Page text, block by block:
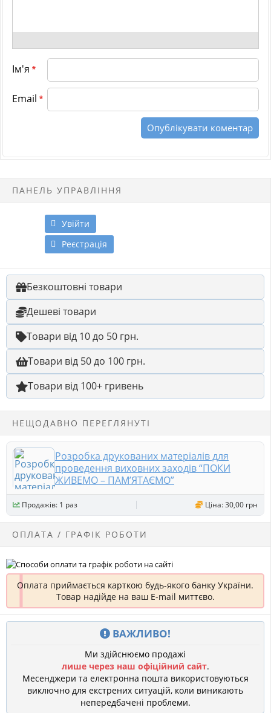
Ім'я *
Email *
ПАНЕЛЬ УПРАВЛІННЯ
Увійти
Реєстрація
Безкоштовні товари
Дешеві товари
Товари від 10 до 50 грн.
Товари від 50 до 100 грн.
Товари від 100+ гривень
НЕЩОДАВНО ПЕРЕГЛЯНУТІ
Розробка друкованих матеріалів для
проведення виховних заходів “ПОКИ
ЖИВЕМО – ПАМ’ЯТАЄМО”
Продажів: 1 раз Ціна: 30,00 грн
ОПЛАТА / ГРАФІК РОБОТИ
Оплата приймається карткою будь-якого банку України.
Товар надійде на ваш E-mail миттєво.
ВАЖЛИВО!
Ми здійснюємо продажі
лише через наш офіційний сайт.
Месенджери та електронна пошта використовуються
виключно для екстрених ситуацій, коли виникають
непередбачені проблеми.